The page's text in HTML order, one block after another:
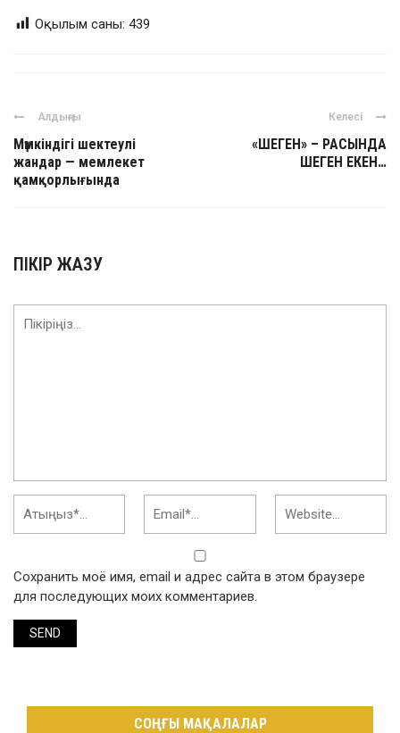
Оқылым саны: 439
Алдыңғы
Мүмкіндігі шектеулі
жандар — мемлекет
қамқорлығында
Келесі
«ШЕГЕН» – РАСЫНДА
ШЕГЕН ЕКЕН…
ПІКІР ЖАЗУ
Сохранить моё имя, email и адрес сайта в этом браузере
для последующих моих комментариев.
СОҢҒЫ МАҚАЛАЛАР